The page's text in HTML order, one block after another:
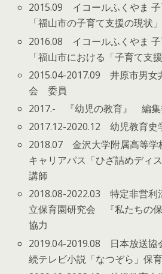
2015.09 イコールふくやま
「福山市の子育て支援の現状
2016.08 イコールふくやま
「福山市における「子育て
2015.04-2017.09 井原市男女
会 委員
2017.- 『幼児の教育』 編集
2017.12-2020.12 幼児教育
2018.07 金沢大学附属高等学
キャリアパス「ひざ詰めディ
講師
2018.08-2022.03 特定非営利
立保育園研究会 『私たちの
協力
2019.04-2019.08 日本放送協
続テレビ小説「なつぞら」保